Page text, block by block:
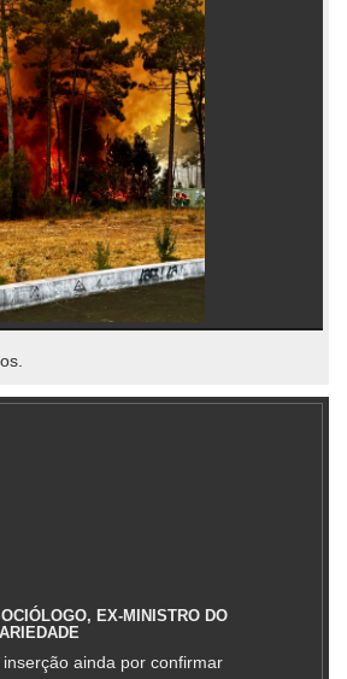
EX-MINISTRO DO
ainda por confirmar